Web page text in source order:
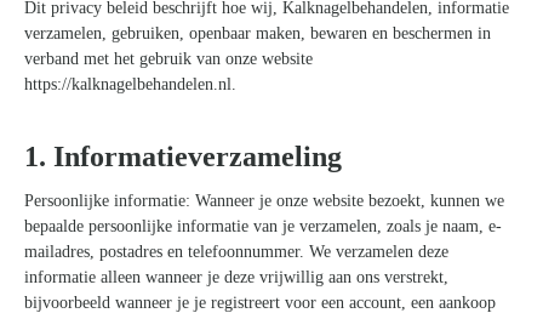
Kennisbank
Kom van je kalknagels af
Dit privacy beleid beschrijft hoe wij, Kalknagelbehandelen, informatie
verzamelen, gebruiken, openbaar maken, bewaren en beschermen in
verband met het gebruik van onze website
https://kalknagelbehandelen.nl.
1. Informatieverzameling
Persoonlijke informatie: Wanneer je onze website bezoekt, kunnen we
bepaalde persoonlijke informatie van je verzamelen, zoals je naam, e-
mailadres, postadres en telefoonnummer. We verzamelen deze
informatie alleen wanneer je deze vrijwillig aan ons verstrekt,
bijvoorbeeld wanneer je je registreert voor een account, een aankoop